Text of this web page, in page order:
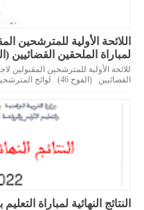
اللائحة الأولية للمترشحين
لمباراة الملحقين القضائيين
للائحة الأولية للمترشحين المقبولين
القضائيين (الفوج 46) لوائح المترشحين المقبولين لاجتيا...
النتائج النهائية لمباراة التعليم